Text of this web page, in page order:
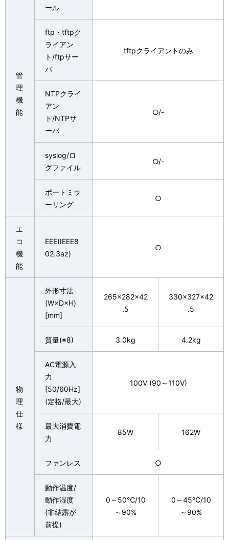
管
理
機
能
ール
ftp・tftpク
ライアン
ト/ftpサー
バ
tftpクライアントのみ
NTPクライ
アン
ト/NTPサ
ーバ
○/-
syslog/ロ
グファイル
○/-
ポートミラ
ーリング
○
エ
コ
機
能
EEE(IEEE8
02.3az)
○
物
理
仕
様
外形寸法
(W×D×H)
[mm]
265×282×42
.5
330×327×42
.5
質量(※8) 3.0kg 4.2kg
AC電源入
力
[50/60Hz]
(定格/最大)
100V (90～110V)
最大消費電
力
85W 162W
ファンレス ○
動作温度/
動作湿度
(非結露が
前提)
0～50℃/10
～90%
0～45℃/10
～90%